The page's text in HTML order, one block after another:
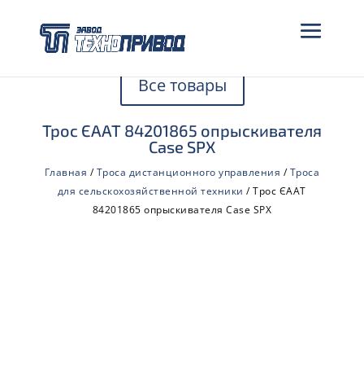
Все товары
Трос ЄААТ 84201865 опрыскивателя
Case SPX
Главная /Троса дистанционного управления /Троса
для сельскохозяйственной техники / Трос ЄААТ
84201865 опрыскивателя Case SPX